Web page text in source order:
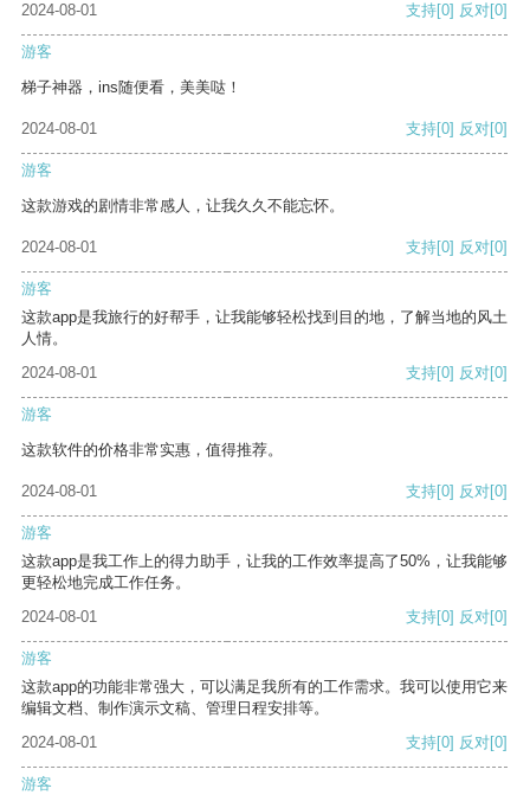
2024-08-01
支持[0] 反对[0]
游客
梯子神器，ins随便看，美美哒！
2024-08-01 支持[0] 反对[0]
游客
这款游戏的剧情非常感人，让我久久不能忘怀。
2024-08-01 支持[0] 反对[0]
游客
这款app是我旅行的好帮手，让我能够轻松找到目的地，了解当地的风土
人情。
2024-08-01
支持[0] 反对[0]
游客
这款软件的价格非常实惠，值得推荐。
2024-08-01 支持[0] 反对[0]
游客
这款app是我工作上的得力助手，让我的工作效率提高了50%，让我能够
更轻松地完成工作任务。
2024-08-01
支持[0] 反对[0]
游客
这款app的功能非常强大，可以满足我所有的工作需求。我可以使用它来
编辑文档、制作演示文稿、管理日程安排等。
2024-08-01
支持[0] 反对[0]
游客